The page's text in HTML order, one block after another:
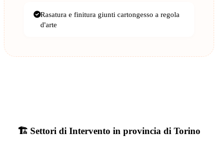
Rasatura e finitura giunti cartongesso a regola
d'arte
🏗️ Settori di Intervento in provincia di Torino